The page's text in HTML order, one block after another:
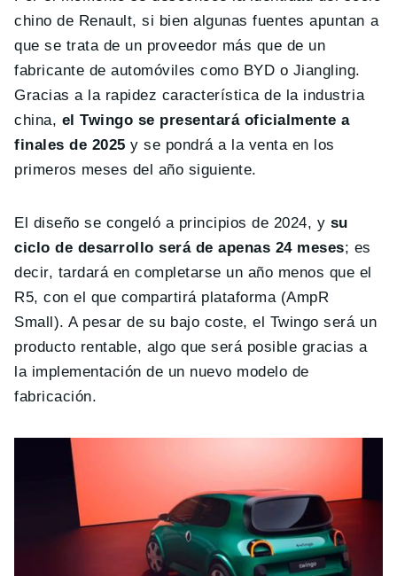
chino de Renault, si bien algunas fuentes apuntan a
que se trata de un proveedor más que de un
fabricante de automóviles como BYD o Jiangling.
Gracias a la rapidez característica de la industria
china, el Twingo se presentará oficialmente a
finales de 2025 y se pondrá a la venta en los
primeros meses del año siguiente.
El diseño se congeló a principios de 2024, y su
ciclo de desarrollo será de apenas 24 meses; es
decir, tardará en completarse un año menos que el
R5, con el que compartirá plataforma (AmpR
Small). A pesar de su bajo coste, el Twingo será un
producto rentable, algo que será posible gracias a
la implementación de un nuevo modelo de
fabricación.